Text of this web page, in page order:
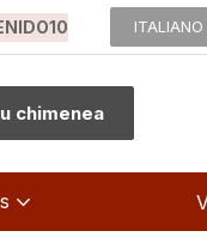
ITALIANO
chimenea